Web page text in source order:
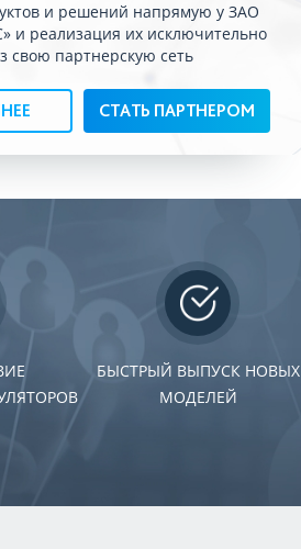
и решений напрямую у ЗАО
и реализация их исключительно
свою партнерскую сеть
СТАТЬ ПАРТНЕРОМ
БЫСТРЫЙ ВЫПУСК НОВЫХ
МОДЕЛЕЙ